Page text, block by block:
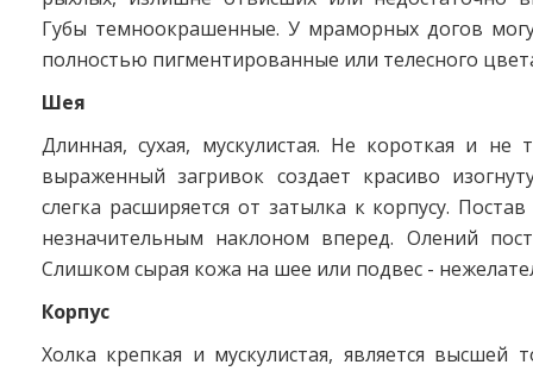
Губы темноокрашенные. У мраморных догов
полностью пигментированные или телесного
Шея
Длинная, сухая, мускулистая. Не короткая и не
выраженный загривок создает красиво
слегка расширяется от затылка к корпусу.
незначительным наклоном вперед. Олений
Слишком сырая кожа на шее или подвес -
Корпус
Холка крепкая и мускулистая, является высшей